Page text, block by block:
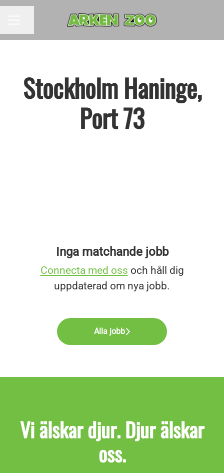
Stockholm Haninge,
Port 73
Inga matchande jobb
Connecta med oss och håll dig
uppdaterad om nya jobb.
Alla jobb
Vi älskar djur. Djur älskar
oss.